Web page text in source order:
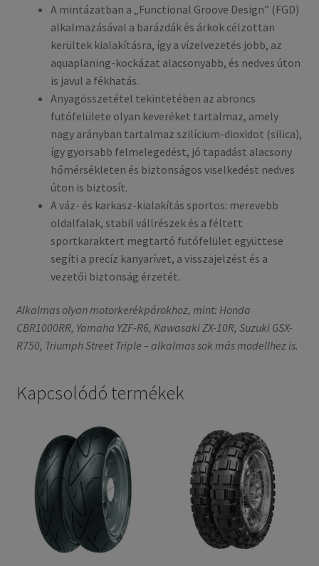
A mintázatban a „Functional Groove Design” (FGD)
alkalmazásával a barázdák és árkok célzottan
kerültek kialakításra, így a vízelvezetés jobb, az
aquaplaning-kockázat alacsonyabb, és nedves úton
is javul a fékhatás.
Anyagösszetétel tekintetében az abroncs
futófelülete olyan keveréket tartalmaz, amely
nagy arányban tartalmaz szilícium-dioxidot (silica),
így gyorsabb felmelegedést, jó tapadást alacsony
hőmérsékleten és biztonságos viselkedést nedves
úton is biztosít.
A váz- és karkasz-kialakítás sportos: merevebb
oldalfalak, stabil vállrészek és a féltett
sportkaraktert megtartó futófelület együttese
segíti a precíz kanyarívet, a visszajelzést és a
vezetői biztonság érzetét.
Alkalmas olyan motorkerékpárokhoz, mint: Honda
CBR1000RR, Yamaha YZF-R6, Kawasaki ZX-10R, Suzuki GSX-
R750, Triumph Street Triple – alkalmas sok más modellhez is.
Kapcsolódó termékek